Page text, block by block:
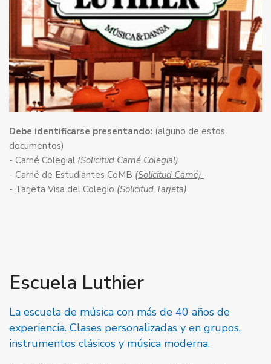
Debe identificarse presentando: (alguno de estos
documentos)
- Carné Colegial (Solicitud Carné Colegial)
- Carné de Estudiantes CoMB (Solicitud Carné)
- Tarjeta Visa del Colegio (Solicitud Tarjeta)
Escuela Luthier
La escuela de música con más de 40 años de
experiencia. Clases personalizadas y en grupos,
instrumentos clásicos y música moderna.